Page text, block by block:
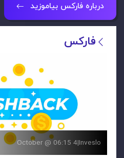
درباره فارکس بیاموزید
فارکس
Inveslo
|
4 October @ 06:15